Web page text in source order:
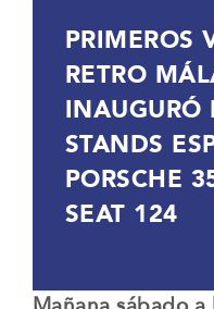
PRIMEROS
RETRO
INAUGURÓ
STANDS
PORSCHE
SEAT 124